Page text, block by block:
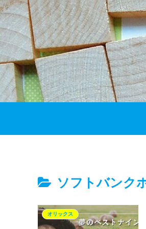
ソフトバンク
オリックス